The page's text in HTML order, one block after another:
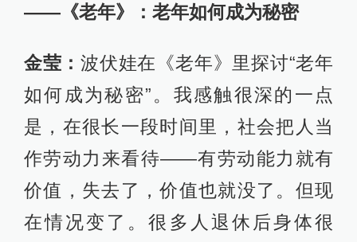
——《老年》：老年如何成为秘密
金莹：波伏娃在《老年》里探讨“老年
如何成为秘密”。我感触很深的一点
是，在很长一段时间里，社会把人当
作劳动力来看待——有劳动能力就有
价值，失去了，价值也就没了。但现
在情况变了。很多人退休后身体很